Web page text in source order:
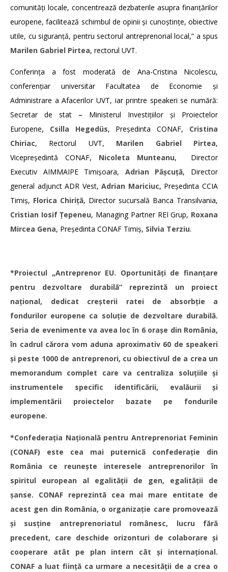
comunități locale, concentrează dezbaterile asupra finanțărilor
europene, facilitează schimbul de opinii și cunoștințe, obiective
utile, cu siguranță, pentru sectorul antreprenorial local,” a spus
Marilen Gabriel Pirtea, rectorul UVT.
Conferința a fost moderată de Ana-Cristina Nicolescu,
conferențiar universitar Facultatea de Economie și
Administrare a Afacerilor UVT, iar printre speakeri se numără:
Secretar de stat – Ministerul Investițiilor și Proiectelor
Europene, Csilla Hegedüs, Președinta CONAF, Cristina
Chiriac, Rectorul UVT, Marilen Gabriel Pirtea,
Vicepreședintă CONAF, Nicoleta Munteanu, Director
Executiv AIMMAIPE Timișoara, Adrian Pășcuță, Director
general adjunct ADR Vest,Adrian Mariciuc, Președinta CCIA
Timiș, Florica Chiriță, Director sucursală Banca Transilvania,
Cristian Iosif Țepeneu, Managing Partner REI Grup, Roxana
Mircea Gena, Președinta CONAF Timiș, Silvia Terziu.
*Proiectul „Antreprenor EU. Oportunități de finanțare
pentru dezvoltare durabilă” reprezintă un proiect
național, dedicat creșterii ratei de absorbție a
fondurilor europene ca soluție de dezvoltare durabilă.
Seria de evenimente va avea loc în 6 orașe din România,
în cadrul cărora vom aduna aproximativ 60 de speakeri
și peste 1000 de antreprenori, cu obiectivul de a crea un
memorandum complet care va centraliza soluțiile și
instrumentele specific identificării, evalăurii și
implementării proiectelor bazate pe fondurile
europene.
*Confederaţia Naţională pentru Antreprenoriat Feminin
(CONAF) este cea mai puternică confederație din
România ce reunește interesele antreprenorilor în
spiritul european al egalității de gen, egalității de
șanse. CONAF reprezintă cea mai mare entitate de
acest gen din România, o organizație care promovează
și susține antreprenoriatul românesc, lucru fără
precedent, care deschide orizonturi de colaborare și
cooperare atât pe plan intern cât și internațional.
CONAF a luat ființă ca urmare a necesității de a crea o